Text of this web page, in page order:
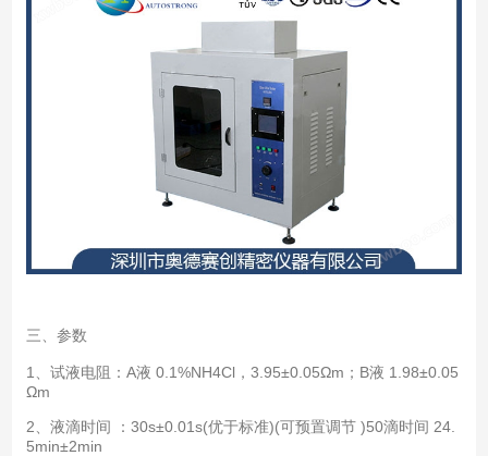
三、参数
1、试液电阻：A液 0.1%NH4Cl，3.95±0.05Ωm；B液 1.98±0.05
Ωm
2、液滴时间 ：30s±0.01s(优于标准)(可预置调节 )50滴时间 24.
5min±2min